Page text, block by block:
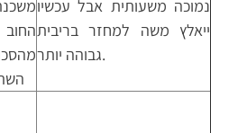
נמוכה משעותית אבל עכשיו
ייאלץ משה למחזר בריבית
גבוהה יותר.